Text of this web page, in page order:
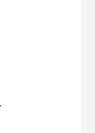
in-mer-voor-